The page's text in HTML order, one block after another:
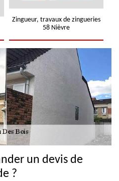
Zingueur, travaux de zingueries
58 Nièvre
un devis de
?